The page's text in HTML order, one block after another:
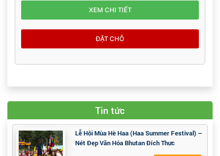
XEM CHI TIẾT
ĐẶT CHỖ
Tin tức
Lễ Hội Mùa Hè Haa (Haa Summer Festival) –
Nét Đẹp Văn Hóa Bhutan Đích Thực